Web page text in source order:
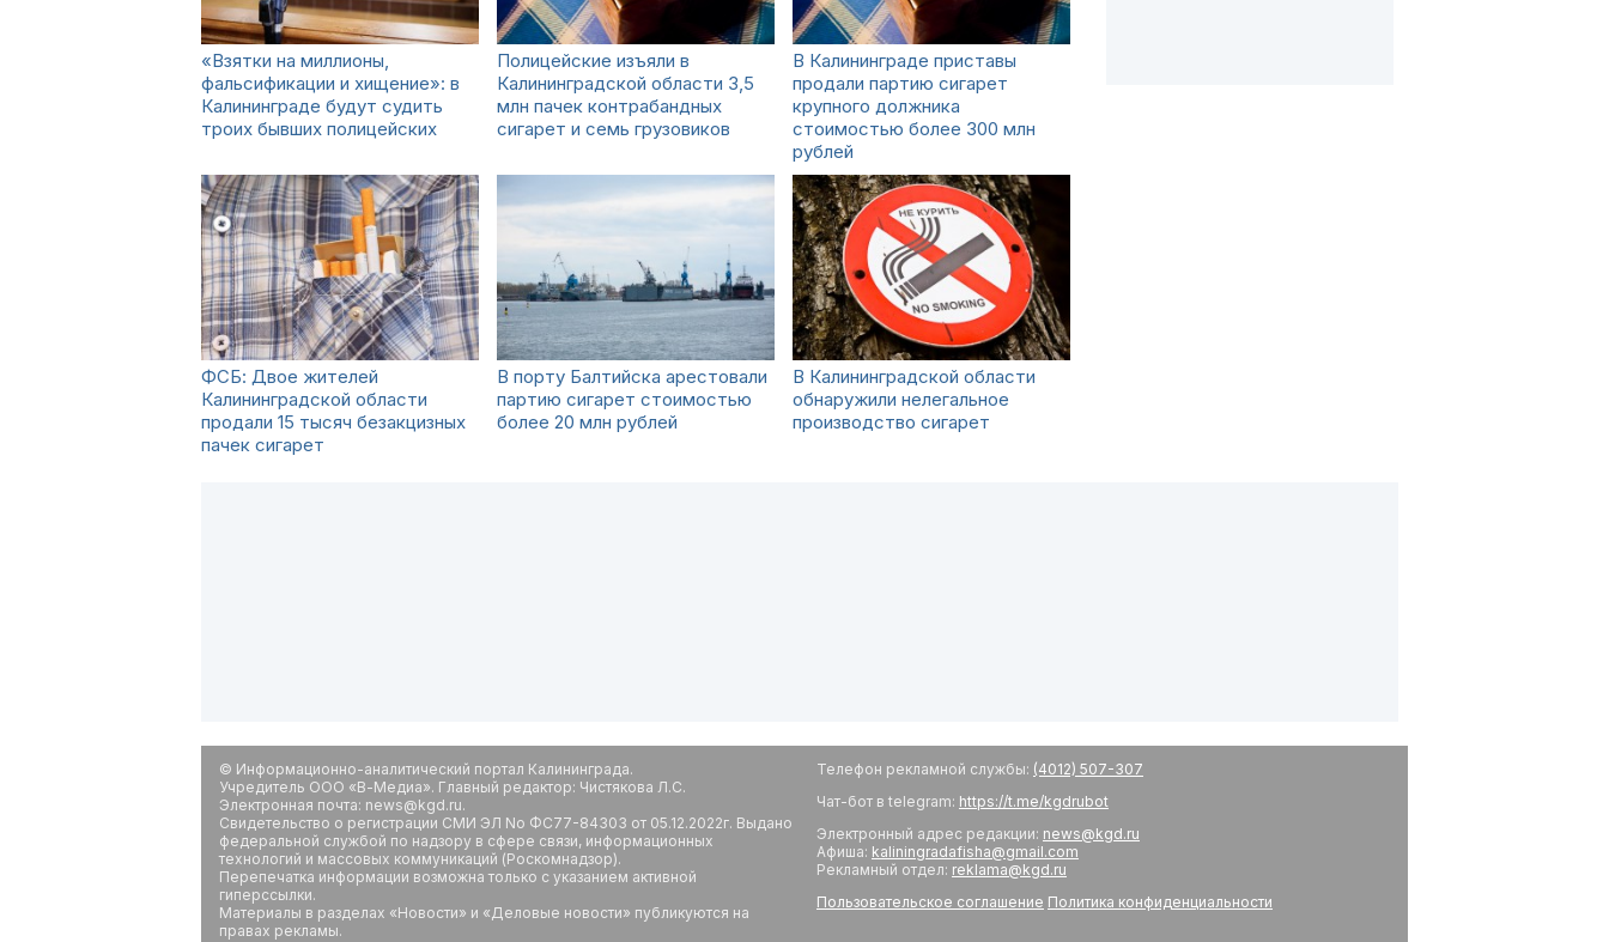
«Взятки на миллионы,
фальсификации и хищение»: в
Калининграде будут судить
троих бывших полицейских
Полицейские изъяли в
Калининградской области 3,5
млн пачек контрабандных
сигарет и семь грузовиков
В Калининграде приставы
продали партию сигарет
крупного должника
стоимостью более 300 млн
рублей
ФСБ: Двое жителей
Калининградской области
продали 15 тысяч безакцизных
пачек сигарет
В порту Балтийска арестовали
партию сигарет стоимостью
более 20 млн рублей
В Калининградской области
обнаружили нелегальное
производство сигарет
© Информационно-аналитический портал Калининграда.
Учредитель ООО «В-Медиа». Главный редактор: Чистякова Л.С.
Электронная почта: news@kgd.ru.
Свидетельство о регистрации СМИ ЭЛ No ФС77-84303 от 05.12.2022г. Выдано
федеральной службой по надзору в сфере связи, информационных
технологий и массовых коммуникаций (Роскомнадзор).
Перепечатка информации возможна только с указанием активной
гиперссылки.
Материалы в разделах «Новости» и «Деловые новости» публикуются на
правах рекламы.
Телефон рекламной службы: (4012) 507-307
Чат-бот в telegram: https://t.me/kgdrubot
Электронный адрес редакции: news@kgd.ru
Афиша: kaliningradafisha@gmail.com
Рекламный отдел: reklama@kgd.ru
Пользовательское соглашение Политика конфиденциальности